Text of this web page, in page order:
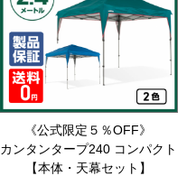
《公式限定５％OFF》
カンタンタープ240 コンパクト
【本体・天幕セット】